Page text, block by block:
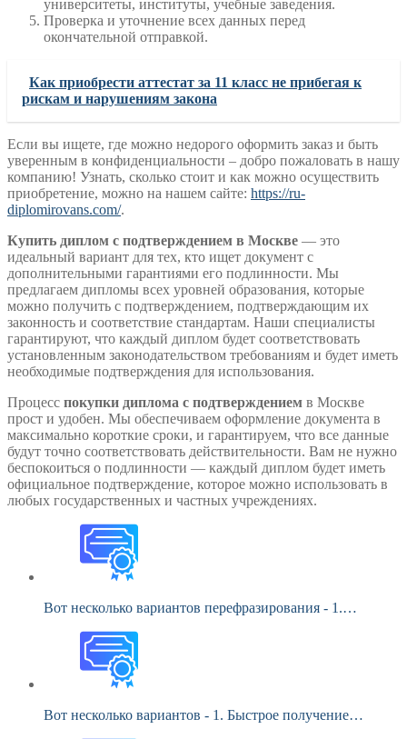
университеты, институты, учебные заведения.
Проверка и уточнение всех данных перед
окончательной отправкой.
Как приобрести аттестат за 11 класс не прибегая к
рискам и нарушениям закона
Если вы ищете, где можно недорого оформить заказ и быть
уверенным в конфиденциальности – добро пожаловать в нашу
компанию! Узнать, сколько стоит и как можно осуществить
приобретение, можно на нашем сайте: https://ru-
diplomirovans.com/.
Купить диплом с подтверждением в Москве — это
идеальный вариант для тех, кто ищет документ с
дополнительными гарантиями его подлинности. Мы
предлагаем дипломы всех уровней образования, которые
можно получить с подтверждением, подтверждающим их
законность и соответствие стандартам. Наши специалисты
гарантируют, что каждый диплом будет соответствовать
установленным законодательством требованиям и будет иметь
необходимые подтверждения для использования.
Процесс покупки диплома с подтверждением в Москве
прост и удобен. Мы обеспечиваем оформление документа в
максимально короткие сроки, и гарантируем, что все данные
будут точно соответствовать действительности. Вам не нужно
беспокоиться о подлинности — каждый диплом будет иметь
официальное подтверждение, которое можно использовать в
любых государственных и частных учреждениях.
Вот несколько вариантов перефразирования - 1.…
Вот несколько вариантов - 1. Быстрое получение…